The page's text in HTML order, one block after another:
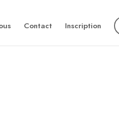
Contact Inscription